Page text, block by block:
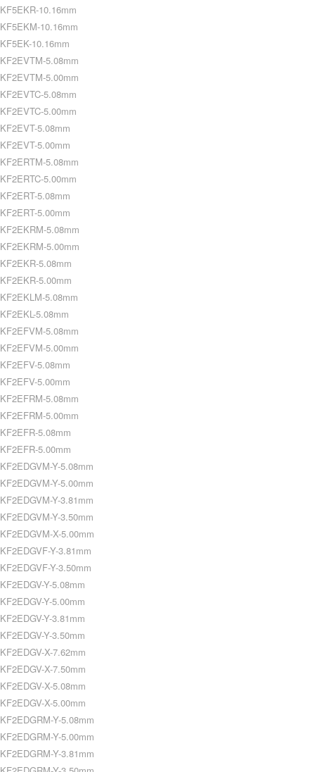
KF5EKR-10.16mm
KF5EKM-10.16mm
KF5EK-10.16mm
KF2EVTM-5.08mm
KF2EVTM-5.00mm
KF2EVTC-5.08mm
KF2EVTC-5.00mm
KF2EVT-5.08mm
KF2EVT-5.00mm
KF2ERTM-5.08mm
KF2ERTC-5.00mm
KF2ERT-5.08mm
KF2ERT-5.00mm
KF2EKRM-5.08mm
KF2EKRM-5.00mm
KF2EKR-5.08mm
KF2EKR-5.00mm
KF2EKLM-5.08mm
KF2EKL-5.08mm
KF2EFVM-5.08mm
KF2EFVM-5.00mm
KF2EFV-5.08mm
KF2EFV-5.00mm
KF2EFRM-5.08mm
KF2EFRM-5.00mm
KF2EFR-5.08mm
KF2EFR-5.00mm
KF2EDGVM-Y-5.08mm
KF2EDGVM-Y-5.00mm
KF2EDGVM-Y-3.81mm
KF2EDGVM-Y-3.50mm
KF2EDGVM-X-5.00mm
KF2EDGVF-Y-3.81mm
KF2EDGVF-Y-3.50mm
KF2EDGV-Y-5.08mm
KF2EDGV-Y-5.00mm
KF2EDGV-Y-3.81mm
KF2EDGV-Y-3.50mm
KF2EDGV-X-7.62mm
KF2EDGV-X-7.50mm
KF2EDGV-X-5.08mm
KF2EDGV-X-5.00mm
KF2EDGRM-Y-5.08mm
KF2EDGRM-Y-5.00mm
KF2EDGRM-Y-3.81mm